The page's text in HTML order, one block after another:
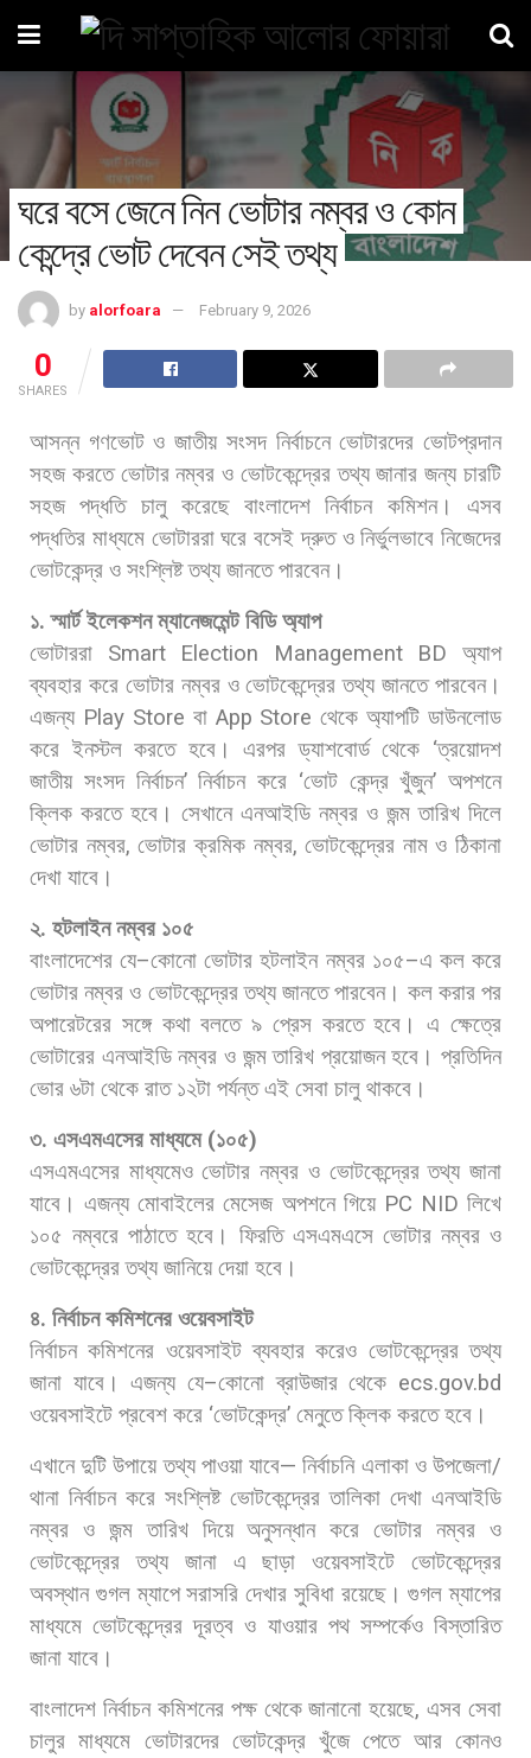
ঘরে বসে জেনে নিন ভোটার নম্বর ও কোন
কেন্দ্রে ভোট দেবেন সেই তথ্য
by alorfoara February 9, 2026
0
SHARES
আসন্ন গণভোট ও জাতীয় সংসদ নির্বাচনে ভোটারদের ভোটপ্রদান
সহজ করতে ভোটার নম্বর ও ভোটকেন্দ্রের তথ্য জানার জন্য চারটি
সহজ পদ্ধতি চালু করেছে বাংলাদেশ নির্বাচন কমিশন।
এসব
পদ্ধতির মাধ্যমে ভোটাররা ঘরে বসেই দ্রুত ও নির্ভুলভাবে নিজেদের
ভোটকেন্দ্র ও সংশ্লিষ্ট তথ্য জানতে পারবেন।
১.স্মার্ট ইলেকশন ম্যানেজমেন্ট বিডি অ্যাপ
ভোটাররা Smart Election Management BD অ্যাপ
ব্যবহার করে ভোটার নম্বর ও ভোটকেন্দ্রের তথ্য জানতে পারবেন।
এজন্য Play Store বাApp Storeথেকে অ্যাপটি ডাউনলোড
করে ইনস্টল করতে হবে। এরপর ড্যাশবোর্ড থেকে ‘ত্রয়োদশ
জাতীয় সংসদ নির্বাচন’নির্বাচন করে ‘ভোট কেন্দ্র খুঁজুন’ অপশনে
ক্লিক করতে হবে। সেখানে এনআইডি নম্বর ও জন্ম তারিখ দিলে
ভোটার নম্বর,ভোটার ক্রমিক নম্বর,ভোটকেন্দ্রের নাম ও ঠিকানা
দেখা যাবে।
২. হটলাইন নম্বর ১০৫
বাংলাদেশের যে–কোনো ভোটার হটলাইন নম্বর ১০৫–এ কল করে
ভোটার নম্বর ও ভোটকেন্দ্রের তথ্য জানতে পারবেন। কল করার পর
অপারেটরের সঙ্গে কথা বলতে ৯ প্রেস করতে হবে। এ ক্ষেত্রে
ভোটারের এনআইডি নম্বর ও জন্ম তারিখ প্রয়োজন হবে। প্রতিদিন
ভোর ৬টা থেকে রাত ১২টা পর্যন্ত এই সেবা চালু থাকবে।
৩. এসএমএসের মাধ্যমে(১০৫)
এসএমএসের মাধ্যমেও ভোটার নম্বর ও ভোটকেন্দ্রের তথ্য জানা
যাবে। এজন্য মোবাইলের মেসেজ অপশনে গিয়েPC NID লিখে
১০৫ নম্বরে পাঠাতে হবে। ফিরতি এসএমএসে ভোটার নম্বর ও
ভোটকেন্দ্রের তথ্য জানিয়ে দেয়া হবে।
৪. নির্বাচন কমিশনের ওয়েবসাইট
নির্বাচন কমিশনের ওয়েবসাইট ব্যবহার করেও ভোটকেন্দ্রের তথ্য
জানা যাবে। এজন্য যে–কোনো ব্রাউজার থেকে ecs.gov.bd
ওয়েবসাইটে প্রবেশ করে ‘ভোটকেন্দ্র’ মেনুতে ক্লিক করতে হবে।
এখানে দুটি উপায়ে তথ্য পাওয়া যাবে—নির্বাচনি এলাকা ও উপজেলা/
থানা নির্বাচন করে সংশ্লিষ্ট ভোটকেন্দ্রের তালিকা দেখা এনআইডি
নম্বর ও জন্ম তারিখ দিয়ে অনুসন্ধান করে ভোটার নম্বর ও
ভোটকেন্দ্রের
তথ্য জানা এ ছাড়া ওয়েবসাইটে
ভোটকেন্দ্রের
অবস্থান গুগল ম্যাপে সরাসরি দেখার সুবিধা রয়েছে। গুগল ম্যাপের
মাধ্যমে ভোটকেন্দ্রের দূরত্ব ও যাওয়ার পথ সম্পর্কেও বিস্তারিত
জানা যাবে।
বাংলাদেশ নির্বাচন কমিশনের পক্ষ থেকে জানানো হয়েছে,এসব সেবা
চালুর মাধ্যমে ভোটারদের ভোটকেন্দ্র খুঁজে পেতে আর কোনও